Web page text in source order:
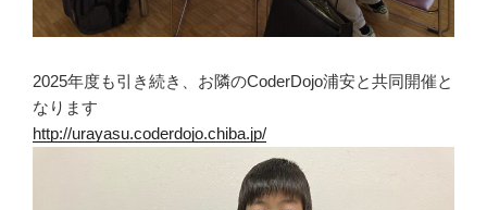
2025年度も引き続き、お隣のCoderDojo浦安と共同開催と
なります
http://urayasu.coderdojo.chiba.jp/